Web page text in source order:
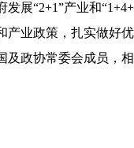
展“2+1”产业和
产业政策，扎实做好
及政协常委会成员，